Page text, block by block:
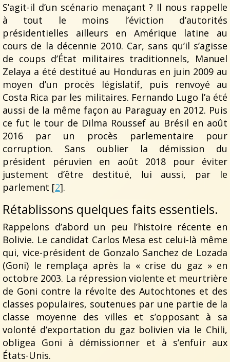
S’agit-il d’un scénario menaçant ? Il nous rappelle
à tout le moins l’éviction d’autorités
présidentielles ailleurs en Amérique latine au
cours de la décennie 2010. Car, sans qu’il s’agisse
de coups d’État militaires traditionnels, Manuel
Zelaya a été destitué au Honduras en juin 2009 au
moyen d’un procès législatif, puis renvoyé au
Costa Rica par les militaires. Fernando Lugo l’a été
aussi de la même façon au Paraguay en 2012. Puis
ce fut le tour de Dilma Roussef au Brésil en août
2016 par un procès parlementaire pour
corruption. Sans oublier la démission du
président péruvien en août 2018 pour éviter
justement d’être destitué, lui aussi, par le
parlement [2].
Rétablissons quelques faits essentiels.
Rappelons d’abord un peu l’histoire récente en
Bolivie. Le candidat Carlos Mesa est celui-là même
qui, vice-président de Gonzalo Sanchez de Lozada
(Goni) le remplaça après la « crise du gaz » en
octobre 2003. La répression violente et meurtrière
de Goni contre la révolte des Autochtones et des
classes populaires, soutenues par une partie de la
classe moyenne des villes et s’opposant à sa
volonté d’exportation du gaz bolivien via le Chili,
obligea Goni à démissionner et à s’enfuir aux
États-Unis.